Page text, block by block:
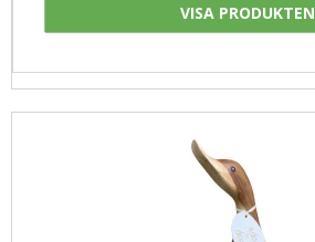
VISA PRODUKTEN